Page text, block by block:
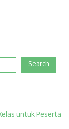
Search
untuk Peserta